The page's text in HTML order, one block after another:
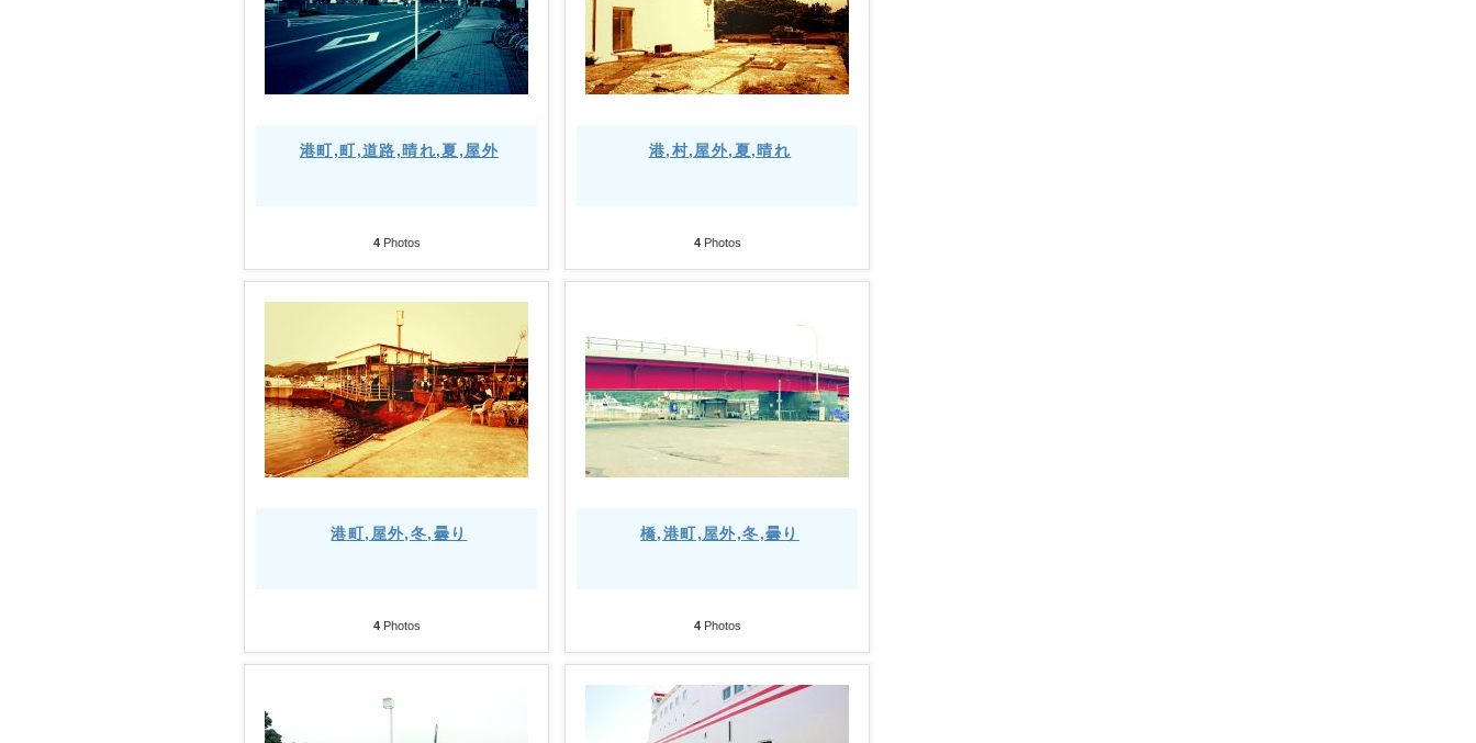
港町,町,道路,晴れ,夏,屋外
4Photos
港,村,屋外,夏,晴れ
4Photos
港町,屋外,冬,曇り
4Photos
橋,港町,屋外,冬,曇り
4Photos